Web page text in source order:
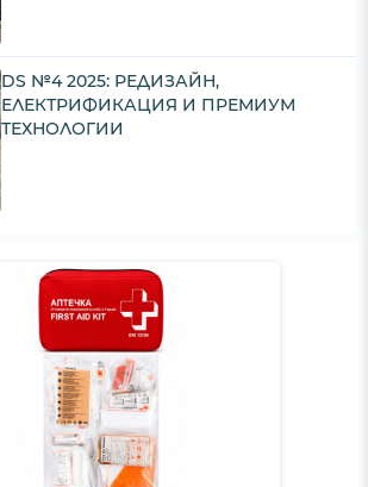
DS №4 2025: РЕДИЗАЙН,
ЕЛЕКТРИФИКАЦИЯ И ПРЕМИУМ
ТЕХНОЛОГИИ